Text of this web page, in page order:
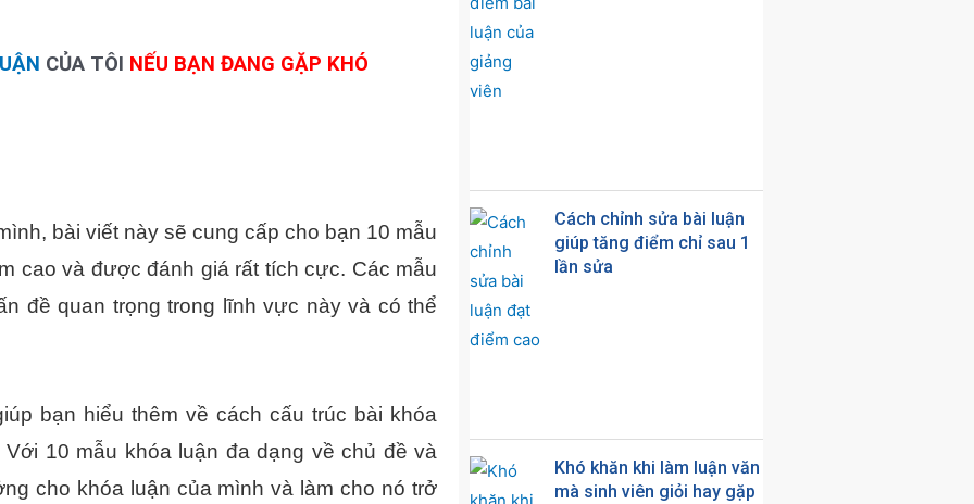
CỦA TÔI NẾU BẠN ĐANG GẶP KHÓ
bài viết này sẽ cung cấp cho bạn 10 mẫu
cao và được đánh giá rất tích cực. Các mẫu
đề quan trọng trong lĩnh vực này và có thể
bạn hiểu thêm về cách cấu trúc bài khóa
10 mẫu khóa luận đa dạng về chủ đề và
cho khóa luận của mình và làm cho nó trở
Cách chỉnh sửa bài luận
giúp tăng điểm chỉ sau 1
lần sửa
Khó khăn khi làm luận văn
mà sinh viên giỏi hay gặp